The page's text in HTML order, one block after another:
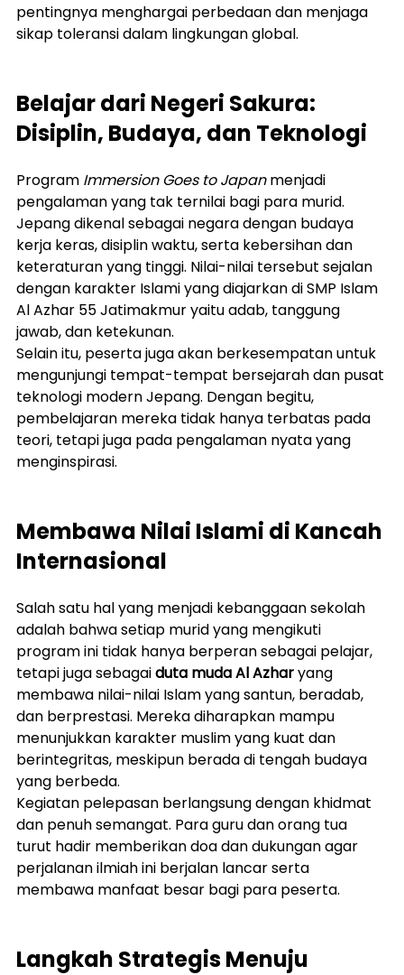
pentingnya menghargai perbedaan dan menjaga
sikap toleransi dalam lingkungan global.
Belajar dari Negeri Sakura:
Disiplin, Budaya, dan Teknologi
Program Immersion Goes to Japan menjadi
pengalaman yang tak ternilai bagi para murid.
Jepang dikenal sebagai negara dengan budaya
kerja keras, disiplin waktu, serta kebersihan dan
keteraturan yang tinggi. Nilai-nilai tersebut sejalan
dengan karakter Islami yang diajarkan di SMP Islam
Al Azhar 55 Jatimakmur yaitu adab, tanggung
jawab, dan ketekunan.
Selain itu, peserta juga akan berkesempatan untuk
mengunjungi tempat-tempat bersejarah dan pusat
teknologi modern Jepang. Dengan begitu,
pembelajaran mereka tidak hanya terbatas pada
teori, tetapi juga pada pengalaman nyata yang
menginspirasi.
Membawa Nilai Islami di Kancah
Internasional
Salah satu hal yang menjadi kebanggaan sekolah
adalah bahwa setiap murid yang mengikuti
program ini tidak hanya berperan sebagai pelajar,
tetapi juga sebagai duta muda Al Azhar yang
membawa nilai-nilai Islam yang santun, beradab,
dan berprestasi. Mereka diharapkan mampu
menunjukkan karakter muslim yang kuat dan
berintegritas, meskipun berada di tengah budaya
yang berbeda.
Kegiatan pelepasan berlangsung dengan khidmat
dan penuh semangat. Para guru dan orang tua
turut hadir memberikan doa dan dukungan agar
perjalanan ilmiah ini berjalan lancar serta
membawa manfaat besar bagi para peserta.
Langkah Strategis Menuju